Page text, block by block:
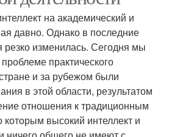
на академический и
давно. Однако в последние
резко изменилась. Сегодня мы
практического
и за рубежом были
в этой области, результатом
отношения к традиционным
которым высокий интеллект и